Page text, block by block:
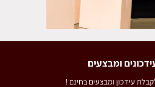
ומבצעים
עידכון ומבצעים בחינם !